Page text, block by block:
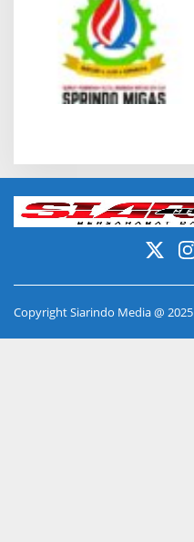
Copyright Siarindo Media @ 2025